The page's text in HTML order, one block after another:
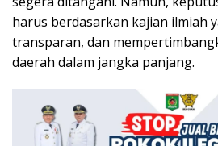
harus berdasarkan kajian ilmiah
transparan, dan
daerah dalam jangka panjang.